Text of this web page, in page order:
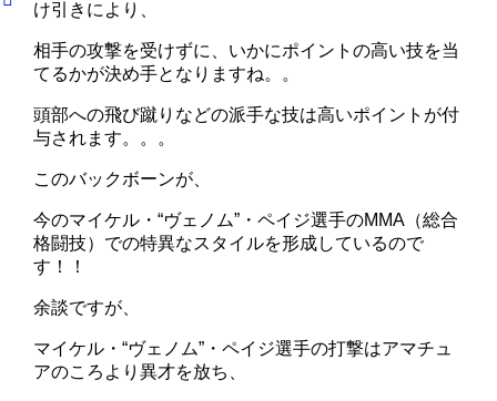
け引きにより、
相手の攻撃を受けずに、いかにポイントの高い技を当
てるかが決め手となりますね。。
頭部への飛び蹴りなどの派手な技は高いポイントが付
与されます。。。
このバックボーンが、
今のマイケル・“ヴェノム”・ペイジ選手のMMA（総合
格闘技）での特異なスタイルを形成しているので
す！！
余談ですが、
マイケル・“ヴェノム”・ペイジ選手の打撃はアマチュ
アのころより異才を放ち、